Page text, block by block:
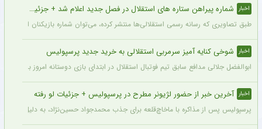
اخبار شماره پیراهن ستاره های استقلال در فصل جدید اعلام شد + جزئیات
طبق تصاویری که رسانه رسمی استقلالی‌ها منتشر کرده، می‌توان شماره بازیکنان این
اخبار شوخی کنایه آمیز سرمربی استقلالی به خرید جدید پرسپولیس
ابوالفضل جلالی مدافع سابق تیم فوتبال استقلال در ابتدای بازی دوستانه امروز با
اخبار آخرین خبر از حضور لژیونر مطرح در پرسپولیس + جزئیات لو رفته
پرسپولیس پس از مذاکره با ماخاچ‌قلعه برای جذب محمدجواد حسین‌نژاد، به دلیل رقم